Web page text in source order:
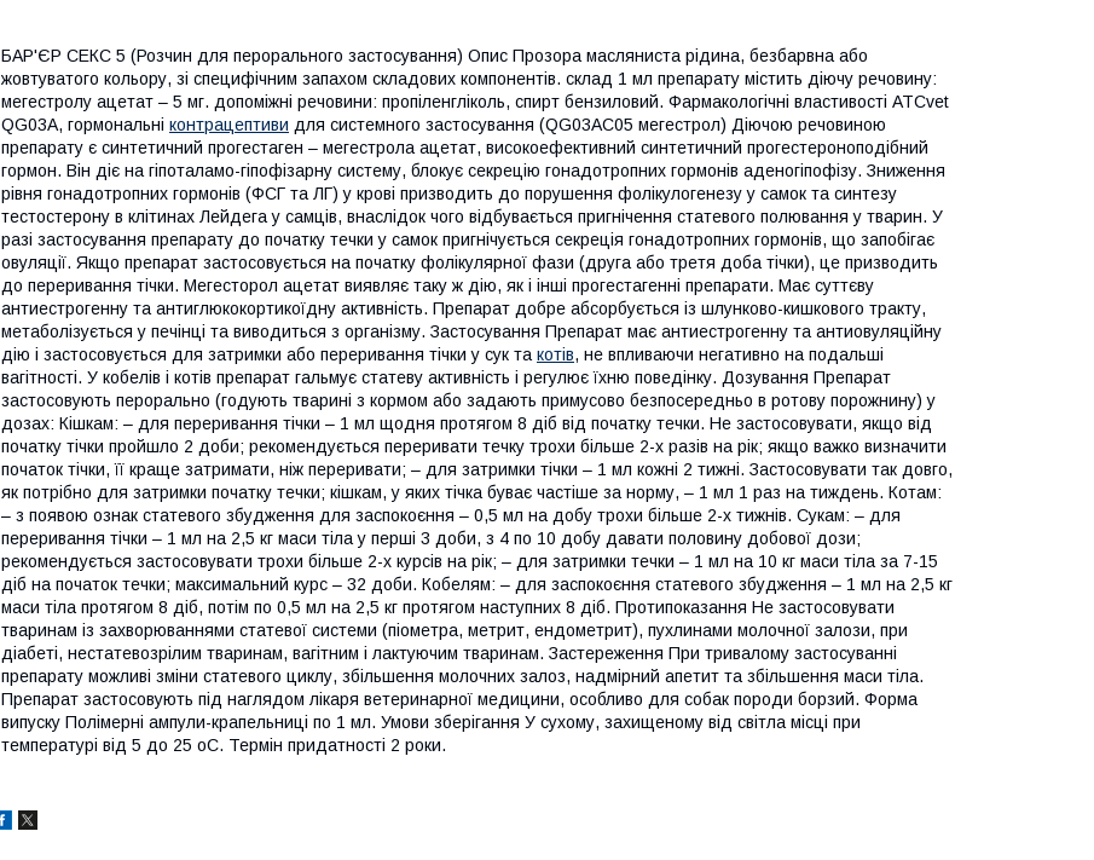
БАР'ЄР СЕКС 5 (Розчин для перорального застосування) Опис Прозора масляниста рідина, безбарвна або
жовтуватого кольору, зі специфічним запахом складових компонентів. склад 1 мл препарату містить діючу речовину:
мегестролу ацетат – 5 мг. допоміжні речовини: пропіленгліколь, спирт бензиловий. Фармакологічні властивості АТСvet
QG03A, гормональні контрацептиви для системного застосування (QG03AC05 мегестрол) Діючою речовиною
препарату є синтетичний прогестаген – мегестрола ацетат, високоефективний синтетичний прогестероноподібний
гормон. Він діє на гіпоталамо-гіпофізарну систему, блокує секрецію гонадотропних гормонів аденогіпофізу. Зниження
рівня гонадотропних гормонів (ФСГ та ЛГ) у крові призводить до порушення фолікулогенезу у самок та синтезу
тестостерону в клітинах Лейдега у самців, внаслідок чого відбувається пригнічення статевого полювання у тварин. У
разі застосування препарату до початку течки у самок пригнічується секреція гонадотропних гормонів, що запобігає
овуляції. Якщо препарат застосовується на початку фолікулярної фази (друга або третя доба тічки), це призводить
до переривання тічки. Мегесторол ацетат виявляє таку ж дію, як і інші прогестагенні препарати. Має суттєву
антиестрогенну та антиглюкокортикоїдну активність. Препарат добре абсорбується із шлунково-кишкового тракту,
метаболізується у печінці та виводиться з організму. Застосування Препарат має антиестрогенну та антиовуляційну
дію і застосовується для затримки або переривання тічки у сук такотів, не впливаючи негативно на подальші
вагітності. У кобелів і котів препарат гальмує статеву активність і регулює їхню поведінку. Дозування Препарат
застосовують перорально (годують тварині з кормом або задають примусово безпосередньо в ротову порожнину) у
дозах: Кішкам: – для переривання тічки – 1 мл щодня протягом 8 діб від початку течки. Не застосовувати, якщо від
початку тічки пройшло 2 доби; рекомендується переривати течку трохи більше 2-х разів на рік; якщо важко визначити
початок тічки, її краще затримати, ніж переривати; – для затримки тічки – 1 мл кожні 2 тижні. Застосовувати так довго,
як потрібно для затримки початку течки; кішкам, у яких тічка буває частіше за норму, – 1 мл 1 раз на тиждень. Котам:
– з появою ознак статевого збудження для заспокоєння – 0,5 мл на добу трохи більше 2-х тижнів. Сукам: – для
переривання тічки – 1 мл на 2,5 кг маси тіла у перші 3 доби, з 4 по 10 добу давати половину добової дози;
рекомендується застосовувати трохи більше 2-х курсів на рік; – для затримки течки – 1 мл на 10 кг маси тіла за 7-15
діб на початок течки; максимальний курс – 32 доби. Кобелям: – для заспокоєння статевого збудження – 1 мл на 2,5 кг
маси тіла протягом 8 діб, потім по 0,5 мл на 2,5 кг протягом наступних 8 діб. Протипоказання Не застосовувати
тваринам із захворюваннями статевої системи (піометра, метрит, ендометрит), пухлинами молочної залози, при
діабеті, нестатевозрілим тваринам, вагітним і лактуючим тваринам. Застереження При тривалому застосуванні
препарату можливі зміни статевого циклу, збільшення молочних залоз, надмірний апетит та збільшення маси тіла.
Препарат застосовують під наглядом лікаря ветеринарної медицини, особливо для собак породи борзий. Форма
випуску Полімерні ампули-крапельниці по 1 мл. Умови зберігання У сухому, захищеному від світла місці при
температурі від 5 до 25 оС. Термін придатності 2 роки.